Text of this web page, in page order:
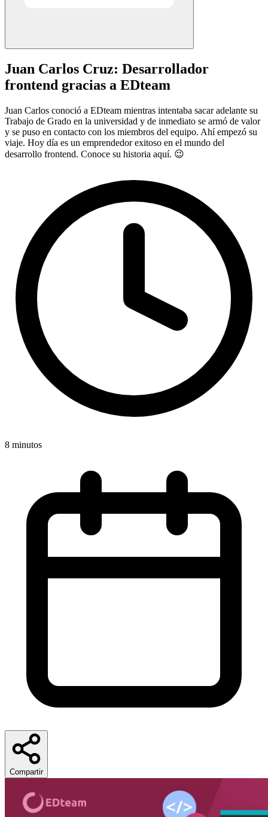
Juan Carlos Cruz: Desarrollador
frontend gracias a EDteam
Juan Carlos conoció a EDteam mientras intentaba sacar adelante su
Trabajo de Grado en la universidad y de inmediato se armó de valor
y se puso en contacto con los miembros del equipo. Ahí empezó su
viaje. Hoy día es un emprendedor exitoso en el mundo del
desarrollo frontend. Conoce su historia aquí. 😉
8 minutos
Compartir